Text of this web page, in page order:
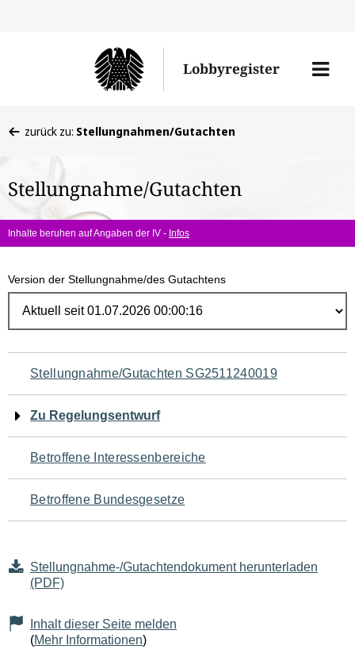
Lobbyregister
Menü
befinden
hier:
zurück zu: Stellungnahmen/Gutachten
Stellungnahme/Gutachten
Inhalte beruhen auf Angaben der IV - Infos
Version der Stellungnahme/des Gutachtens
Navigation
für
den
Seiteninhalt
Stellungnahme/Gutachten SG2511240019
Zu Regelungsentwurf
Betroffene Interessenbereiche
Betroffene Bundesgesetze
Stellungnahme-/Gutachtendokument herunterladen
(PDF)
Inhalt dieser Seite melden
(Mehr Informationen)